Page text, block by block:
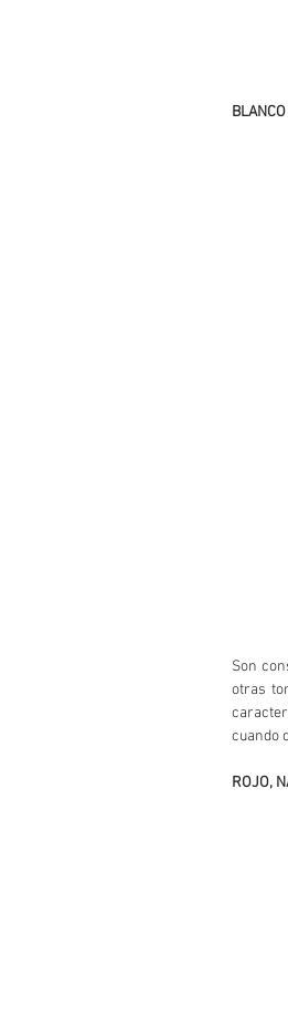
Son
otras
cuando
ROJO,